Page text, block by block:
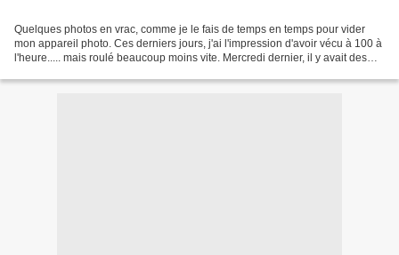
Quelques photos en vrac, comme je le fais de temps en temps pour vider
mon appareil photo. Ces derniers jours, j'ai l'impression d'avoir vécu à 100 à
l'heure..... mais roulé beaucoup moins vite. Mercredi dernier, il y avait des